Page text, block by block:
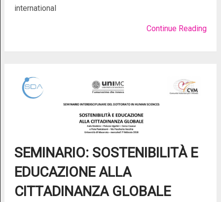
international
Continue Reading
SEMINARIO: SOSTENIBILITÀ E
EDUCAZIONE ALLA
CITTADINANZA GLOBALE